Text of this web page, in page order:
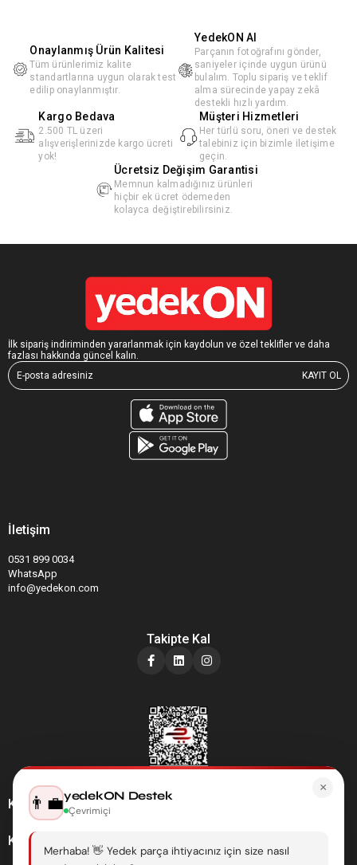
Onaylanmış Ürün Kalitesi
Tüm ürünlerimiz kalite
standartlarına uygun olarak test
edilip onaylanmıştır.
YedekON AI
Parçanın fotoğrafını gönder,
saniyeler içinde uygun ürünü
bulalım. Toplu sipariş ve teklif
alma sürecinde yapay zekâ
destekli hızlı yardım.
Kargo Bedava
2.500 TL üzeri
alışverişlerinizde kargo ücreti
yok!
Müşteri Hizmetleri
Her türlü soru, öneri ve destek
talebiniz için bizimle iletişime
geçin.
Ücretsiz Değişim Garantisi
Memnun kalmadığınız ürünleri
hiçbir ek ücret ödemeden
kolayca değiştirebilirsiniz.
İlk sipariş indiriminden yararlanmak için kaydolun ve özel teklifler ve daha
fazlası hakkında güncel kalın.
KAYIT OL
İletişim
0531 899 0034
WhatsApp
info@yedekon.com
Takipte Kal
Kategoriler
Kurumsal
×
👨‍💼yedekON Destek
Çevrimiçi
Merhaba! 👋 Yedek parça ihtiyacınız için size nasıl